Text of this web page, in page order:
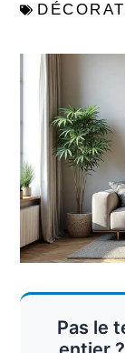
Pas le